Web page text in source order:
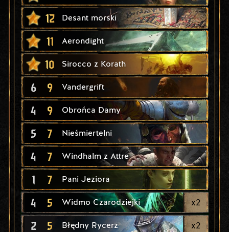
12 Desant morski
11 Aerondight
10 Sirocco z Korath
6 9 Vandergrift
4 9 Obrońca Damy
5 7 Nieśmiertelni
4 7 Windhalm z Attre
1 7 Pani Jeziora
4 5 Widmo Czarodziejki x2
2 5 Błędny Rycerz x2